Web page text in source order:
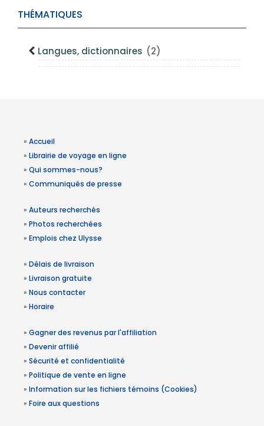
THÉMATIQUES
Langues, dictionnaires (2)
» Accueil
» Librairie de voyage en ligne
» Qui sommes-nous?
» Communiqués de presse
» Auteurs recherchés
» Photos recherchées
» Emplois chez Ulysse
» Délais de livraison
» Livraison gratuite
» Nous contacter
» Horaire
» Gagner des revenus par l'affiliation
» Devenir affilié
» Sécurité et confidentialité
» Politique de vente en ligne
» Information sur les fichiers témoins (Cookies)
» Foire aux questions